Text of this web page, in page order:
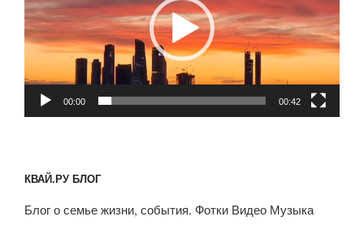
00:00 00:42
КВАЙ.РУ БЛОГ
Блог о семье жизни, события. Фотки Видео Музыка